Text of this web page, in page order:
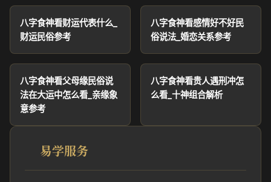
八字食神看财运代表什么_
财运民俗参考
八字食神看感情好不好民
俗说法_婚恋关系参考
八字食神看父母缘民俗说
法在大运中怎么看_亲缘象
意参考
八字食神看贵人遇刑冲怎
么看_十神组合解析
易学服务